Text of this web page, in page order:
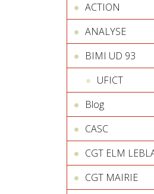
ACTION
ANALYSE
BIMI UD 93
UFICT
Blog
CASC
CGT ELM
CGT MAIRIE